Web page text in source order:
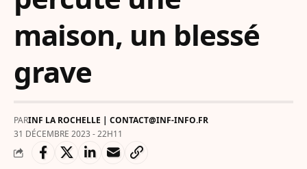
maison, un blessé
grave
PARINF LA ROCHELLE | CONTACT@INF-INFO.FR
31 DÉCEMBRE 2023 - 22H11